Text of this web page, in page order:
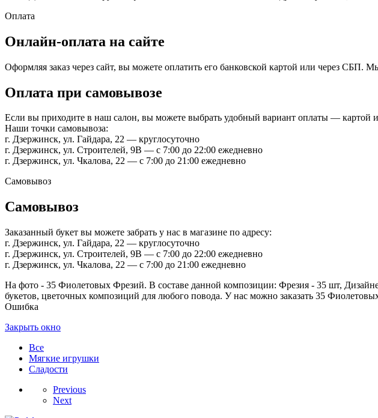
Оплата
Онлайн-оплата на сайте
Оформляя заказ через сайт, вы можете оплатить его банковской картой или через
Оплата при самовывозе
Если вы приходите в наш салон, вы можете выбрать удобный вариант оплаты — картой
Наши точки самовывоза:
г. Дзержинск, ул. Гайдара, 22 — круглосуточно
г. Дзержинск, ул. Строителей, 9В — с 7:00 до 22:00 ежедневно
г. Дзержинск, ул. Чкалова, 22 — с 7:00 до 21:00 ежедневно
Самовывоз
Самовывоз
Заказанный букет вы можете забрать у нас в магазине по адресу:
г. Дзержинск, ул. Гайдара, 22 — круглосуточно
г. Дзержинск, ул. Строителей, 9В — с 7:00 до 22:00 ежедневно
г. Дзержинск, ул. Чкалова, 22 — с 7:00 до 21:00 ежедневно
На фото - 35 Фиолетовых Фрезий. В составе данной композиции: Фрезия - 35 шт,
букетов, цветочных композиций для любого повода. У нас можно заказать 35
Ошибка
Закрыть окно
Все
Мягкие игрушки
Сладости
Previous
Next